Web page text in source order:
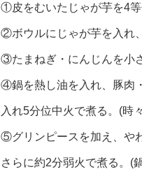
①皮をむいたじゃが芋を4
②ボウルにじゃが芋を入れ
③たまねぎ・にんじんを小
④鍋を熱し油を入れ、豚肉
入れ5分位中火で煮る。(時
⑤グリンピースを加え、や
さらに約2分弱火で煮る。(